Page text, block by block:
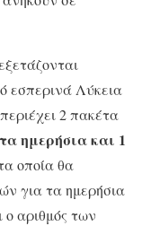
εσπερινά Λύκεια
2 πακέτα
ημερήσια και 1
οποία θα
για τα ημερήσια
ο αριθμός των